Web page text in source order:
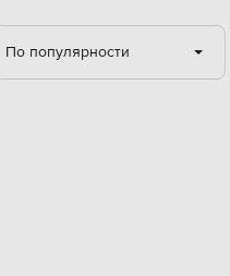
По популярности